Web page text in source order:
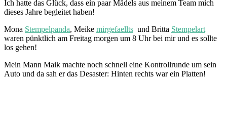
Ich hatte das Glück, dass ein paar Mädels aus meinem Team mich
dieses Jahre begleitet haben!
Mona Stempelpanda, Meike mirgefaellts und Britta Stempelart
waren pünktlich am Freitag morgen um 8 Uhr bei mir und es sollte
los gehen!
Mein Mann Maik machte noch schnell eine Kontrollrunde um sein
Auto und da sah er das Desaster: Hinten rechts war ein Platten!